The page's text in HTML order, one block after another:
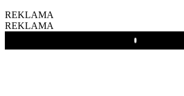
REKLAMA
REKLAMA
Play